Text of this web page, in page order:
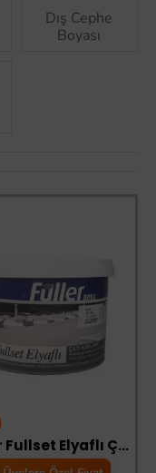
Dış Cephe
Boyası
Füller Fullset Elyaflı Çatı Kaplama 0,75 Litre Beyaz